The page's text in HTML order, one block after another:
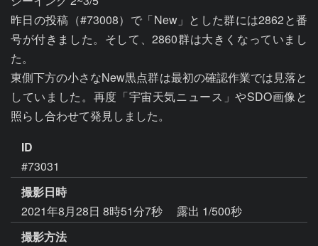
昨日の投稿（#73008）で「New」とした群には2862と番
号が付きました。そして、2860群は大きくなっていまし
た。
東側下方の小さなNew黒点群は最初の確認作業では見落と
していました。再度「宇宙天気ニュース」やSDO画像と
照らし合わせて発見しました。
ID
#73031
撮影日時
2021年8月28日 8時51分7秒
露出 1/500秒
撮影方法